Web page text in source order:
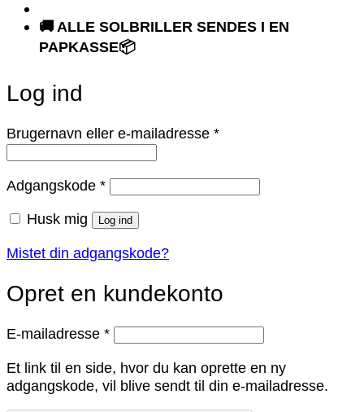
🚚 ALLE SOLBRILLER SENDES I EN
PAPKASSE📦
Log ind
Brugernavn eller e-mailadresse *Påkrævet
Adgangskode *Påkrævet
Husk mig Log ind
Mistet din adgangskode?
Opret en kundekonto
E-mailadresse *Påkrævet
Et link til en side, hvor du kan oprette en ny
adgangskode, vil blive sendt til din e-mailadresse.